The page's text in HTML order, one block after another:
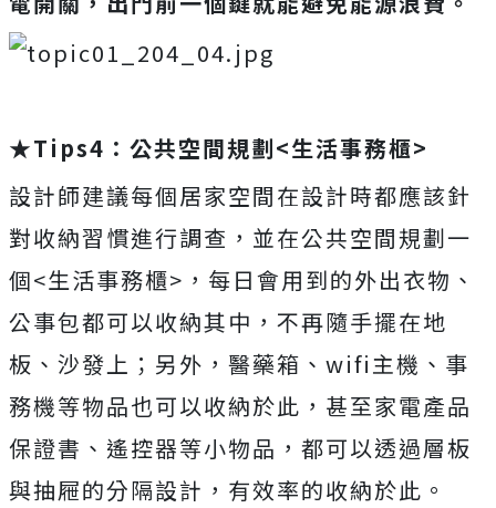
★Tips4：公共空間規劃<生活事務櫃>
設計師建議每個居家空間在設計時都應該針
對收納習慣進行調查，並在公共空間規劃一
個<生活事務櫃>，每日會用到的外出衣物、
公事包都可以收納其中，不再隨手擺在地
板、沙發上；另外，醫藥箱、wifi主機、事
務機等物品也可以收納於此，甚至家電產品
保證書、遙控器等小物品，都可以透過層板
與抽屜的分隔設計，有效率的收納於此。